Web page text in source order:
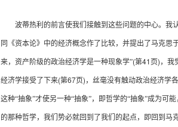
波蒂热利的前言使我们接触到这些问题的中心。我
同《资本论》中的经济概念作了比较，并提出了马克思
来，资产阶级的政治经济学是一种现象学”(第41 页) ，我
经济学接受了下来(第67页) ，丝毫没有触动政治经济学
这种“抽象”才使另一种“抽象”，即哲学的“抽象”成为可
的那种哲学，我们势必就回到了我们的起点，即回到